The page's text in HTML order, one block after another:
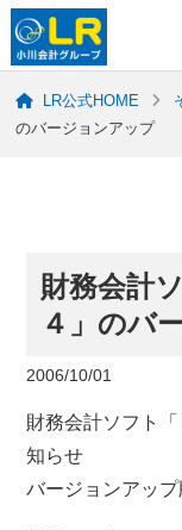
LR公式HOME
のバージョンアップ
財務会計
４」のバ
2006/10/01
財務会計ソフト
知らせ
バージョンアップ